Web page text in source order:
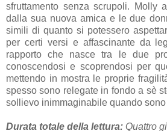
sfruttamento senza scrupoli. Molly
dalla sua nuova amica e le due
simili di quanto si potessero
per certi versi e affascinante da
rapporto che nasce tra le due
conoscendosi e scoprendosi per
mettendo in mostra le proprie
spesso sono relegate in fondo a sè
sollievo inimmaginabile quando
Durata totale della lettura: Quattro